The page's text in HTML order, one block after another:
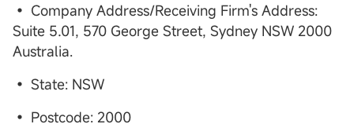
• Company Address/Receiving Firm's Address:
Suite 5.01, 570 George Street, Sydney NSW 2000
Australia.
• State: NSW
• Postcode: 2000